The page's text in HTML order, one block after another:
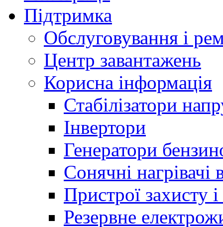
Підтримка
Обслуговування і
Центр завантажень
Корисна інформація
Стабілізатори
Інвертори
Генератори
Сонячні нагрівачі
Пристрої захисту і
Резервне